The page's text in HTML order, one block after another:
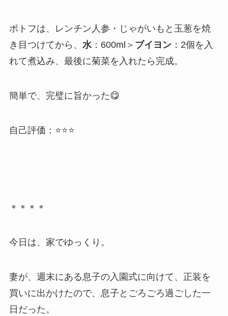
ポトフは、レンチン人参・じゃがいもと玉葱を焼
き目つけてから、 水：600ml＞ ブイヨン：2個を入
れて煮込み、最後に菊菜を入れたら完成。
簡単で、完璧に旨かった😋
自己評価：⭐⭐⭐
＊＊＊＊
今日は、家でゆっくり。
妻が、週末にある息子の入園式に向けて、正装を
買いに出かけたので、息子とごろごろ過ごした一
日だった。